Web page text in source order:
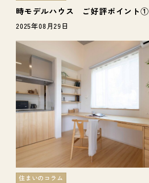
時モデルハウス ご好評ポイント①
2025年08月29日
住まいのコラム